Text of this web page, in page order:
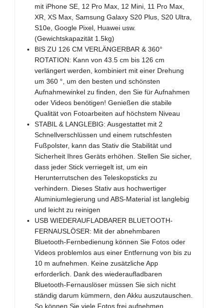
mit iPhone SE, 12 Pro Max, 12 Mini, 11 Pro Max,
XR, XS Max, Samsung Galaxy S20 Plus, S20 Ultra,
S10e, Google Pixel, Huawei usw.
(Gewichtskapazität 1.5kg)
BIS ZU 126 CM VERLÄNGERBAR & 360°
ROTATION: Kann von 43.5 cm bis 126 cm
verlängert werden, kombiniert mit einer Drehung
um 360 °, um den besten und schönsten
Aufnahmewinkel zu finden, den Sie für Aufnahmen
oder Videos benötigen! Genießen die stabile
Qualität von Fotoarbeiten auf höchstem Niveau
STABIL & LANGLEBIG: Ausgestattet mit 2
Schnellverschlüssen und einem rutschfesten
Fußpolster, kann das Stativ die Stabilität und
Sicherheit Ihres Geräts erhöhen. Stellen Sie sicher,
dass jeder Stick verriegelt ist, um ein
Herunterrutschen des Teleskopsticks zu
verhindern. Dieses Stativ aus hochwertiger
Aluminiumlegierung und ABS-Material ist langlebig
und leicht zu reinigen
USB WIEDERAUFLADBARER BLUETOOTH-
FERNAUSLÖSER: Mit der abnehmbaren
Bluetooth-Fernbedienung können Sie Fotos oder
Videos problemlos aus einer Entfernung von bis zu
10 m aufnehmen. Keine zusätzliche App
erforderlich. Dank des wiederaufladbaren
Bluetooth-Fernauslöser müssen Sie sich nicht
ständig darum kümmern, den Akku auszutauschen.
So können Sie viele Fotos frei aufnehmen